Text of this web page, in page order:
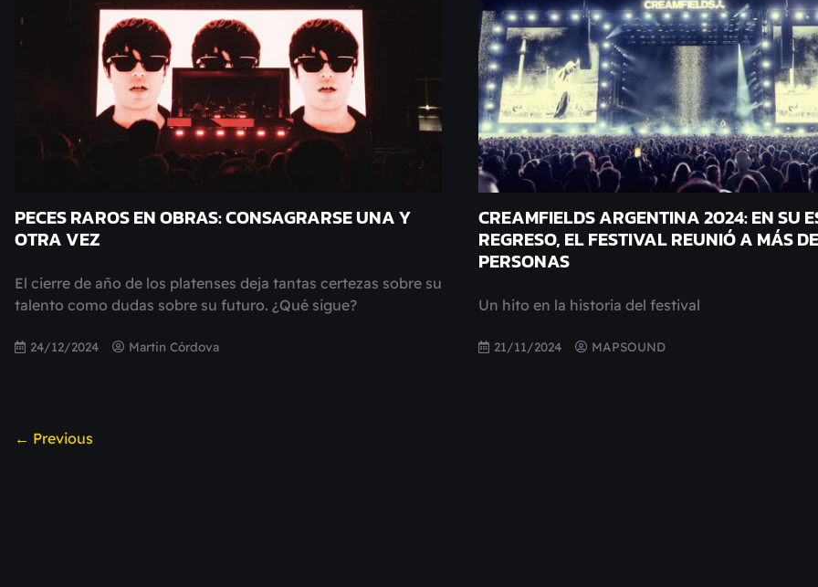
PECES RAROS EN OBRAS: CONSAGRARSE UNA Y
OTRA VEZ
El cierre de año de los platenses deja tantas certezas sobre su
talento como dudas sobre su futuro. ¿Qué sigue?
24/12/2024 Martin Córdova
CREAMFIELDS ARGENTINA 2024: EN SU
REGRESO, EL FESTIVAL REUNIÓ A MÁS
PERSONAS
Un hito en la historia del festival
21/11/2024 MAPSOUND
← Previous